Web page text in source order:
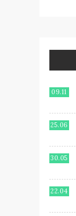
09.11
25.06
30.05
22.04